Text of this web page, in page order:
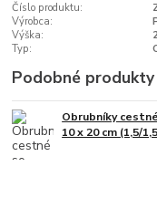
Číslo produktu:
Výrobca:
Výška:
Typ:
Podobné produkty
Obrubníky
10 x 20 cm (1,5/